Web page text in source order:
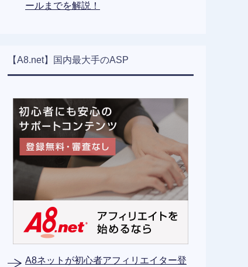
ールまでを解説！
【A8.net】国内最大手のASP
A8ネットが初心者アフィリエイター登